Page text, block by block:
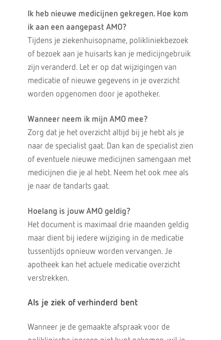
Ik heb nieuwe medicijnen gekregen. Hoe kom
ik aan een aangepast AMO?
Tijdens je ziekenhuisopname, polikliniekbezoek
of bezoek aan je huisarts kan je medicijngebruik
zijn veranderd. Let er op dat wijzigingen van
medicatie of nieuwe gegevens in je overzicht
worden opgenomen door je apotheker.
Wanneer neem ik mijn AMO mee?
Zorg dat je het overzicht altijd bij je hebt als je
naar de specialist gaat. Dan kan de specialist zien
of eventuele nieuwe medicijnen samengaan met
medicijnen die je al hebt. Neem het ook mee als
je naar de tandarts gaat.
Hoelang is jouw AMO geldig?
Het document is maximaal drie maanden geldig
maar dient bij iedere wijziging in de medicatie
tussentijds opnieuw worden vervangen. Je
apotheek kan het actuele medicatie overzicht
verstrekken.
Als je ziek of verhinderd bent
Wanneer je de gemaakte afspraak voor de